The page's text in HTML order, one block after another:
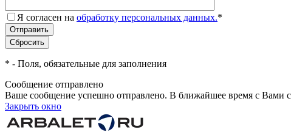
Я согласен на обработку персональных данных.*
* - Поля, обязательные для заполнения
Сообщение отправлено
Ваше сообщение успешно отправлено. В ближайшее время с Вами
Закрыть окно